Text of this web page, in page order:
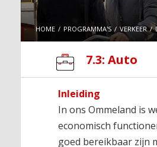
HOME PROGRAMMA'S VERKEER
7.3: Auto
Inleiding
In ons Ommeland is
economisch
goed bereikbaar zijn